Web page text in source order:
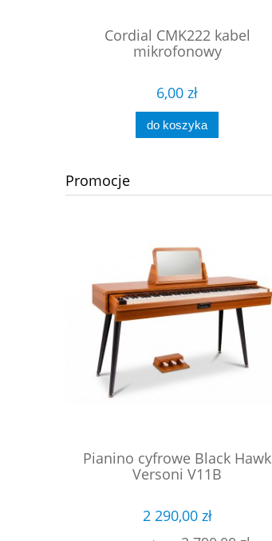
Cordial CMK222 kabel
mikrofonowy
6,00 zł
do koszyka
Promocje
Pianino cyfrowe Black Hawk
Versoni V11B
2 290,00 zł